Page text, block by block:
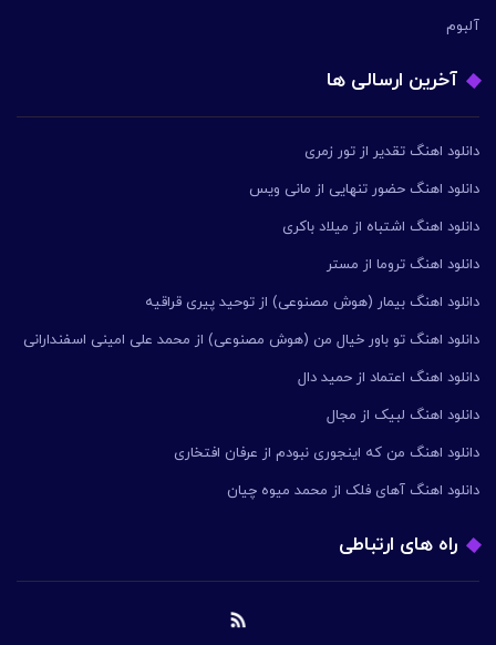
آلبوم
آخرین ارسالی ها
دانلود اهنگ تقدیر از تور زمری
دانلود اهنگ حضور تنهایی از مانی ویس
دانلود اهنگ اشتباه از میلاد باکری
دانلود اهنگ تروما از مستر
دانلود اهنگ بیمار (هوش مصنوعی) از توحید پیری قراقیه
دانلود اهنگ تو باور خیال من (هوش مصنوعی) از محمد علی امینی اسفندارانی
دانلود اهنگ اعتماد از حمید دال
دانلود اهنگ لبیک از مجال
دانلود اهنگ من که اینجوری نبودم از عرفان افتخاری
دانلود اهنگ آهای فلک از محمد میوه چیان
راه های ارتباطی